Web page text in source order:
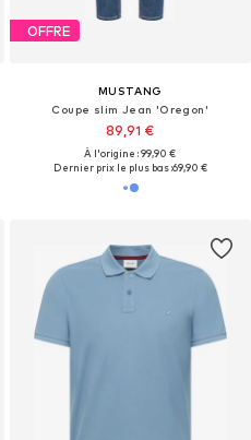
OFFRE
MUSTANG
Coupe slim Jean 'Oregon'
89,91 €
À l'origine : 99,90 €
Dernier prix le plus bas :69,90 €